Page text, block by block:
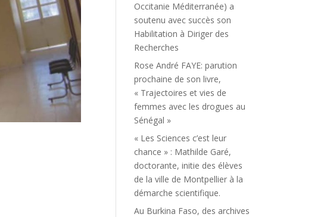
Occitanie Méditerranée) a
soutenu avec succès son
Habilitation à Diriger des
Recherches
Rose André FAYE: parution
prochaine de son livre,
« Trajectoires et vies de
femmes avec les drogues au
Sénégal »
« Les Sciences c’est leur
chance » : Mathilde Garé,
doctorante, initie des élèves
de la ville de Montpellier à la
démarche scientifique.
Au Burkina Faso, des archives